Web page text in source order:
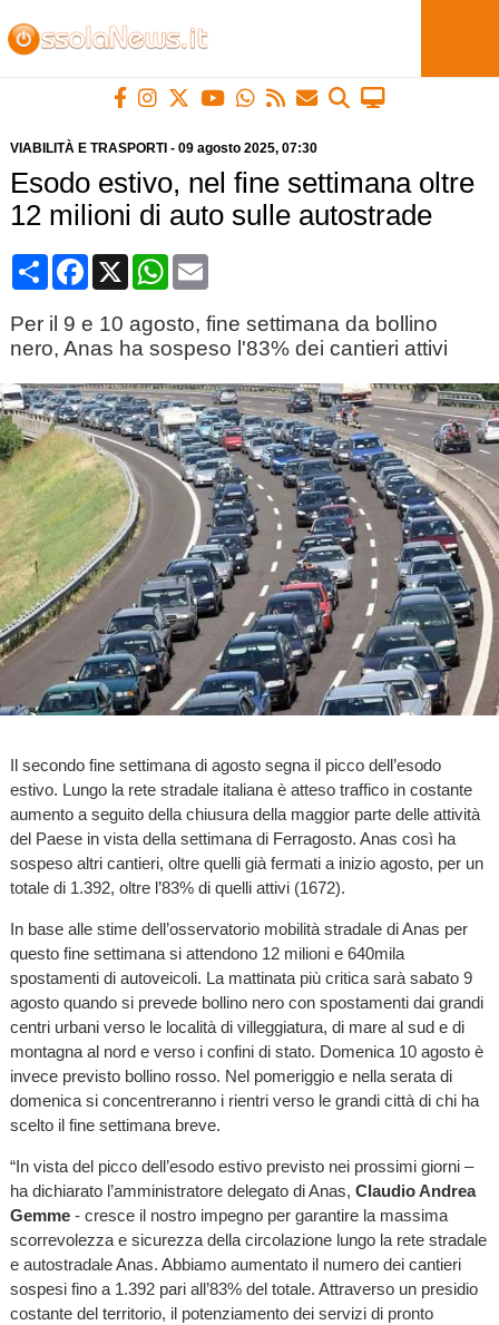
VIABILITÀ E TRASPORTI - 09 agosto 2025, 07:30
Esodo estivo, nel fine settimana oltre
12 milioni di auto sulle autostrade
CondividiFacebook
X WhatsApp
Email
Per il 9 e 10 agosto, fine settimana da bollino
nero, Anas ha sospeso l'83% dei cantieri attivi
Il secondo fine settimana di agosto segna il picco dell’esodo
estivo. Lungo la rete stradale italiana è atteso traffico in costante
aumento a seguito della chiusura della maggior parte delle attività
del Paese in vista della settimana di Ferragosto. Anas così ha
sospeso altri cantieri, oltre quelli già fermati a inizio agosto, per un
totale di 1.392, oltre l’83% di quelli attivi (1672).
In base alle stime dell’osservatorio mobilità stradale di Anas per
questo fine settimana si attendono 12 milioni e 640mila
spostamenti di autoveicoli. La mattinata più critica sarà sabato 9
agosto quando si prevede bollino nero con spostamenti dai grandi
centri urbani verso le località di villeggiatura, di mare al sud e di
montagna al nord e verso i confini di stato. Domenica 10 agosto è
invece previsto bollino rosso. Nel pomeriggio e nella serata di
domenica si concentreranno i rientri verso le grandi città di chi ha
scelto il fine settimana breve.
“In vista del picco dell’esodo estivo previsto nei prossimi giorni –
ha dichiarato l’amministratore delegato di Anas, Claudio Andrea
Gemme- cresce il nostro impegno per garantire la massima
scorrevolezza e sicurezza della circolazione lungo la rete stradale
e autostradale Anas. Abbiamo aumentato il numero dei cantieri
sospesi fino a 1.392 pari all’83% del totale. Attraverso un presidio
costante del territorio, il potenziamento dei servizi di pronto